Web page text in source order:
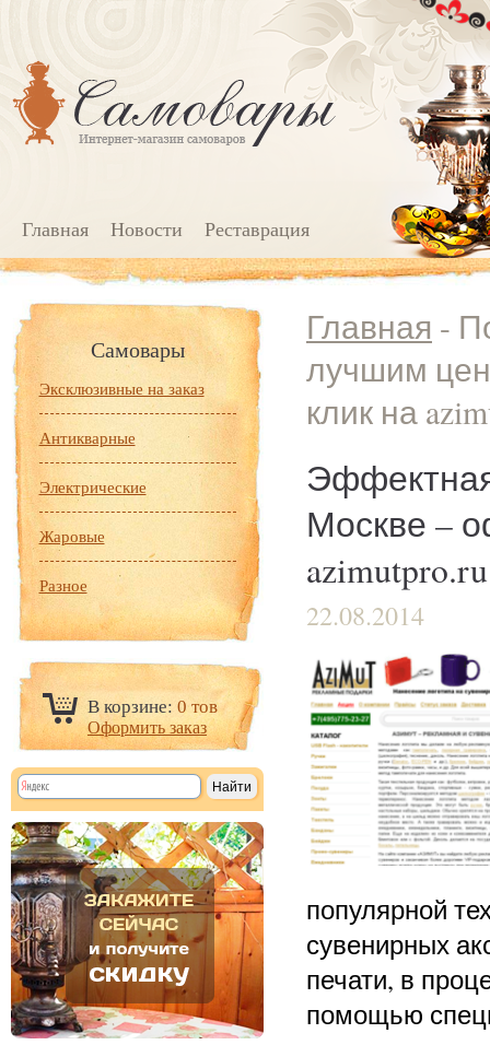
Главная Новости Реставрация
Самовары
Эксклюзивные на заказ
Антикварные
Электрические
Жаровые
Разное
В корзине: 0 тов
Оформить заказ
Главная -
лучшим
клик на
Москве –
azimutpro.ru
22.08.2014
популярной
сувенирных
печати, в
помощью